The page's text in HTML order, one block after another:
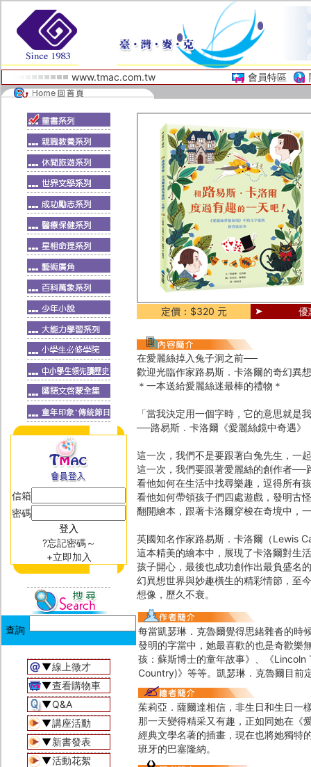
www.tmac.com.tw 會員特區
信箱
密碼
?忘記密碼～
+立即加入
▼線上徵才
▼查看購物車
▼Q&A
▼講座活動
▼新書發表
▼活動花絮
定價：$320 元 優
在愛麗絲掉入兔子洞之前──
歡迎光臨作家路易斯．卡洛爾的奇幻異
＊一本送給愛麗絲迷最棒的禮物＊
「當我決定用一個字時，它的意思就是
──路易斯．卡洛爾《愛麗絲鏡中奇遇》
這一次，我們不是要跟著白兔先生，一
這一次，我們要跟著愛麗絲的創作者──
看他如何在生活中找尋樂趣，逗得所有
看他如何帶領孩子們四處遊戲，發明古
翻開繪本，跟著卡洛爾穿梭在奇境中，
英國知名作家路易斯．卡洛爾（Lewis
這本精美的繪本中，展現了卡洛爾對生
孩子開心，最後也成功創作出最負盛名
幻異想世界與妙趣橫生的精彩情節，至
想像，歷久不衰。
每當凱瑟琳．克魯爾覺得思緒雜沓的時
發明的字當中，她最喜歡的也是奇歡樂
孩：蘇斯博士的童年故事》、《
Country)》等等。凱瑟琳．克魯爾目前
茱莉亞．薩爾達相信，非生日和生日一
那一天變得精采又有趣，正如同她在《
經典文學名著的插畫，現在也將她獨特
班牙的巴塞隆納。